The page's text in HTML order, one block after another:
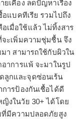
เคือง ลดปัญหาเรื่อง
อแบคทีเรีย รวมไปถึง
เมื่อใช้แล้ว ไม่ทิ้งสาร
ะเพิ่มความชุ่มชื้น จึง
า สามารถใช้กับผิวใน
าการแพ้ จะมาในรูป
ลูกและจุดซ่อนเร้น
ารป้องกันเชื้อได้ดี
งในวัย 30+ ได้โดย
ที่มีความปลอดภัยสูง